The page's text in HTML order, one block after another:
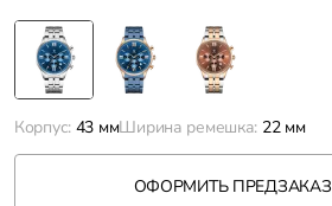
Корпус: 43 ммШирина ремешка: 22 мм
ОФОРМИТЬ ПРЕДЗАКАЗ